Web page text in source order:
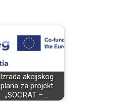
Izrada akcijskog
plana za projekt
„SOCRAT –…